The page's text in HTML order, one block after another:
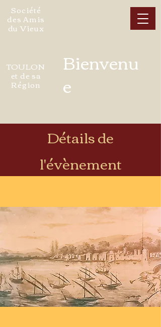
Société
des Amis
du Vieux
TOULON
et de sa
Région
Bienvenu
e
Détails de
l'évènement